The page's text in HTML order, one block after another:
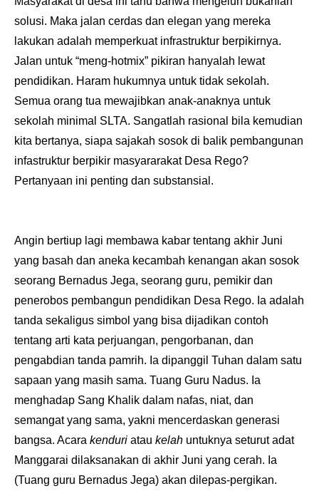
solusi. Maka jalan cerdas dan elegan yang mereka
lakukan adalah memperkuat infrastruktur berpikirnya.
Jalan untuk “meng-hotmix” pikiran hanyalah lewat
pendidikan. Haram hukumnya untuk tidak sekolah.
Semua orang tua mewajibkan anak-anaknya untuk
sekolah minimal SLTA. Sangatlah rasional bila kemudian
kita bertanya, siapa sajakah sosok di balik pembangunan
infastruktur berpikir masyararakat Desa Rego?
Pertanyaan ini penting dan substansial.
Angin bertiup lagi membawa kabar tentang akhir Juni
yang basah dan aneka kecambah kenangan akan sosok
seorang Bernadus Jega, seorang guru, pemikir dan
penerobos pembangun pendidikan Desa Rego. Ia adalah
tanda sekaligus simbol yang bisa dijadikan contoh
tentang arti kata perjuangan, pengorbanan, dan
pengabdian tanda pamrih. Ia dipanggil Tuhan dalam satu
sapaan yang masih sama. Tuang Guru Nadus. Ia
menghadap Sang Khalik dalam nafas, niat, dan
semangat yang sama, yakni mencerdaskan generasi
bangsa. Acara kenduri atau kelah untuknya seturut adat
Manggarai dilaksanakan di akhir Juni yang cerah. Ia
(Tuang guru Bernadus Jega) akan dilepas-pergikan.